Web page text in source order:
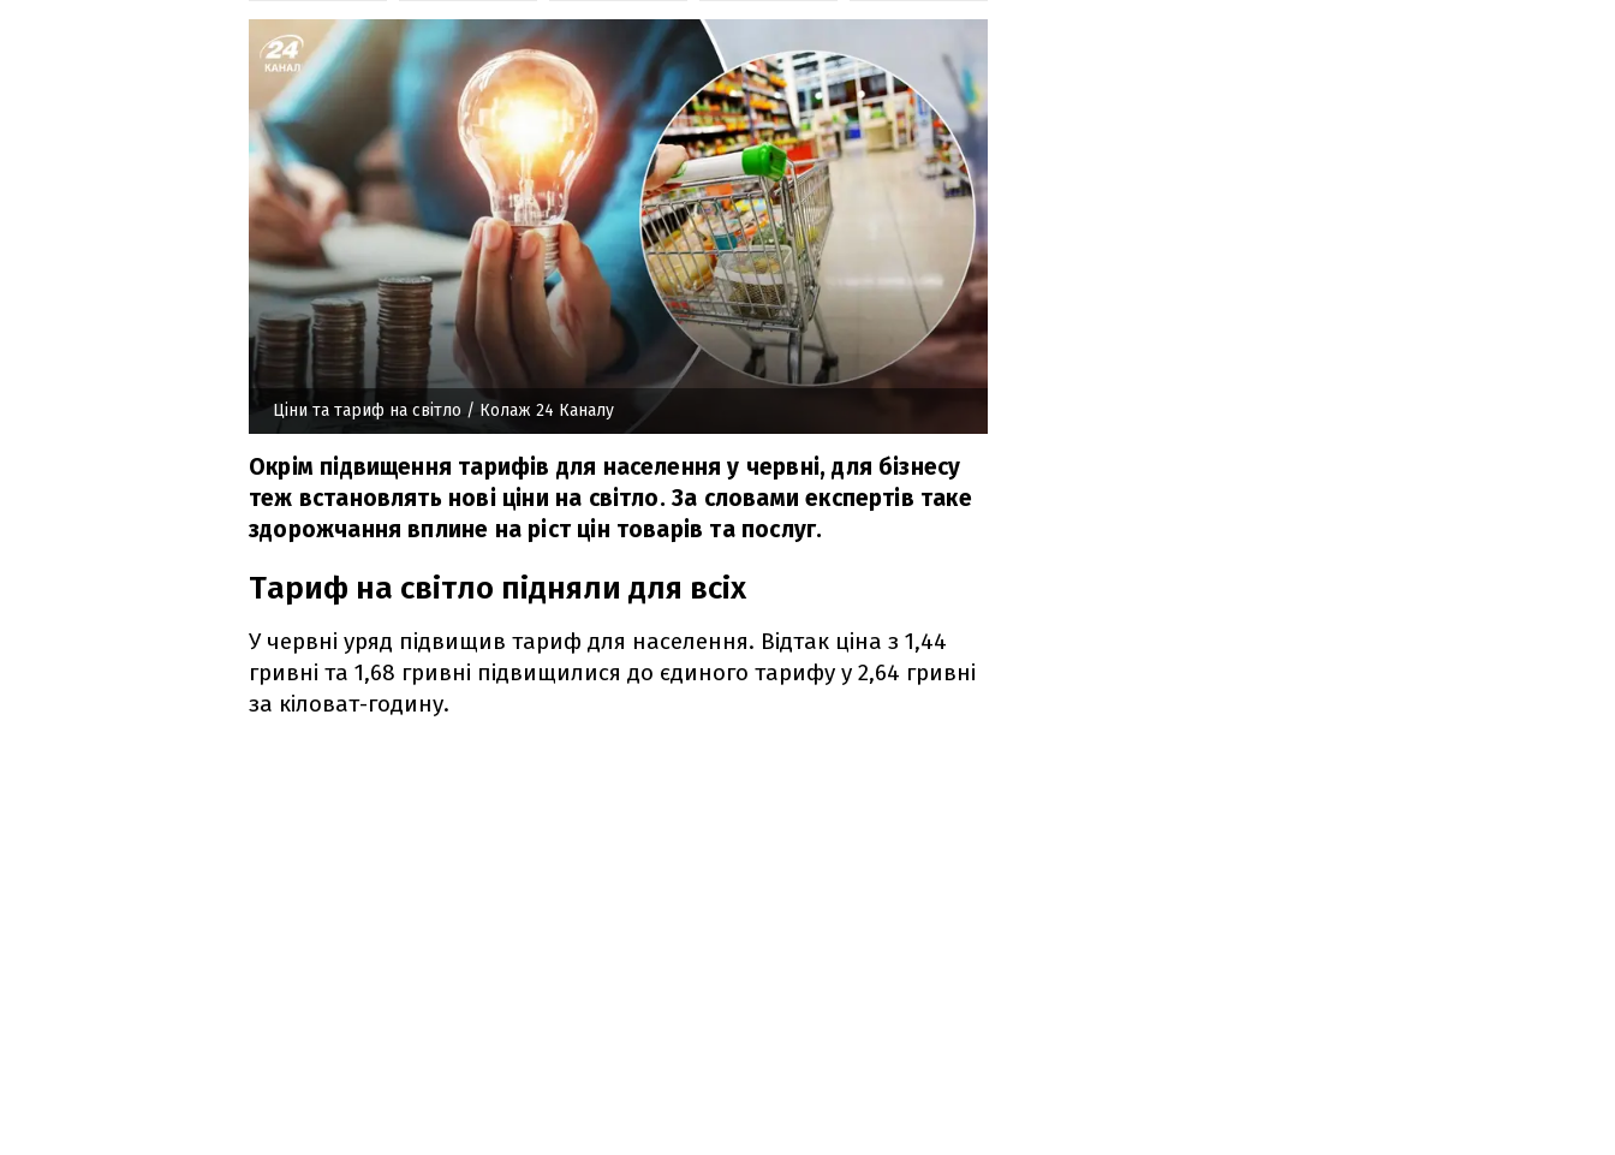
Ціни та тариф на світло / Колаж 24 Каналу
Окрім підвищення тарифів для населення у червні, для бізнесу
теж встановлять нові ціни на світло. За словами експертів таке
здорожчання вплине на ріст цін товарів та послуг.
Тариф на світло підняли для всіх
У червні уряд підвищив тариф для населення. Відтак ціна з 1,44
гривні та 1,68 гривні підвищилися до єдиного тарифу у 2,64 гривні
за кіловат-годину.